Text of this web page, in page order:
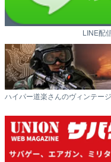
LINE配
ハイパー道楽さんのヴィンテー